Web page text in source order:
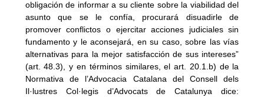
obligación de informar a su cliente sobre la viabilidad del
asunto que se le confía, procurará disuadirle de
promover conflictos o ejercitar acciones judiciales sin
fundamento y le aconsejará, en su caso, sobre las vías
alternativas para la mejor satisfacción de sus intereses”
(art. 48.3), y en términos similares, el art. 20.1.b) de la
Normativa de l’Advocacia Catalana del Consell dels
Il·lustres Col·legis d’Advocats de Catalunya dice: